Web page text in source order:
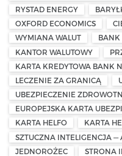
RYSTAD ENERGY
OXFORD ECONOMICS
WYMIANA WALUT
BANK
KANTOR WALUTOWY
KARTA KREDYTOWA BANK
LECZENIE ZA GRANICĄ
UBEZPIECZENIE
EUROPEJSKA KARTA
KARTA HELFO
KARTA
SZTUCZNA INTELIGENCJA —
JEDNOROŻEC
STRONA